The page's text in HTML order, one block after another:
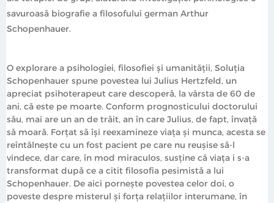
savuroasă biografie a filosofului german Arthur
Schopenhauer.
O explorare a psihologiei, filosofiei şi umanităţii, Soluţia
Schopenhauer spune povestea lui Julius Hertzfeld, un
apreciat psihoterapeut care descoperă, la vârsta de 60 de
ani, că este pe moarte. Conform prognosticului doctorului
său, mai are un an de trăit, an în care Julius, de fapt, învață
să moară. Forţat să îşi reexamineze viaţa şi munca, acesta se
reîntâlneşte cu un fost pacient pe care nu reuşise să-l
vindece, dar care, în mod miraculos, susţine că viaţa i s-a
transformat după ce a citit filosofia pesimistă a lui
Schopenhauer. De aici porneşte povestea celor doi, o
poveste despre misterul şi forţa relaţiilor interumane, în